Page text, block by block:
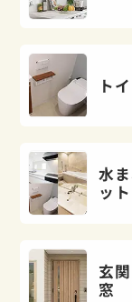
ト
水
ット
玄
窓